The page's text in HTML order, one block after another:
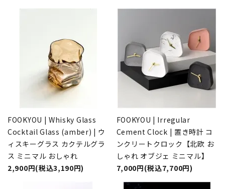
FOOKYOU | Whisky Glass
Cocktail Glass (amber) | ウ
ィスキーグラス カクテルグラ
ス ミニマル おしゃれ
2,900円(税込3,190円)
FOOKYOU | Irregular
Cement Clock | 置き時計 コ
ンクリートクロック【北欧 お
しゃれ オブジェ ミニマル】
7,000円(税込7,700円)